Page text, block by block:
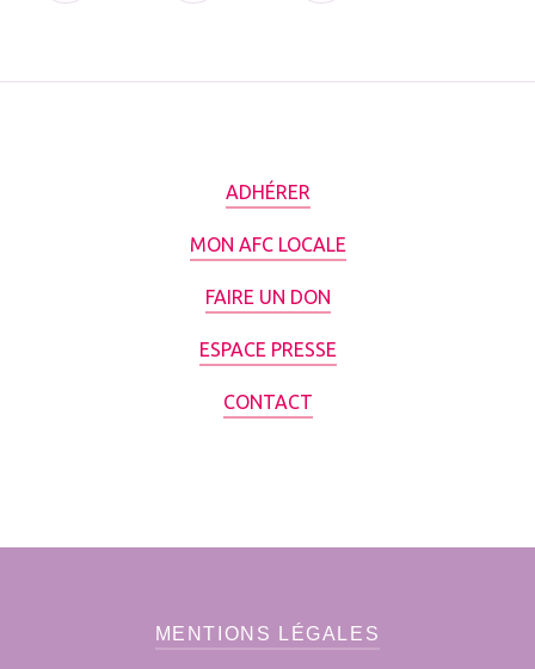
ADHÉRER
MON AFC LOCALE
FAIRE UN DON
ESPACE PRESSE
CONTACT
MENTIONS LÉGALES